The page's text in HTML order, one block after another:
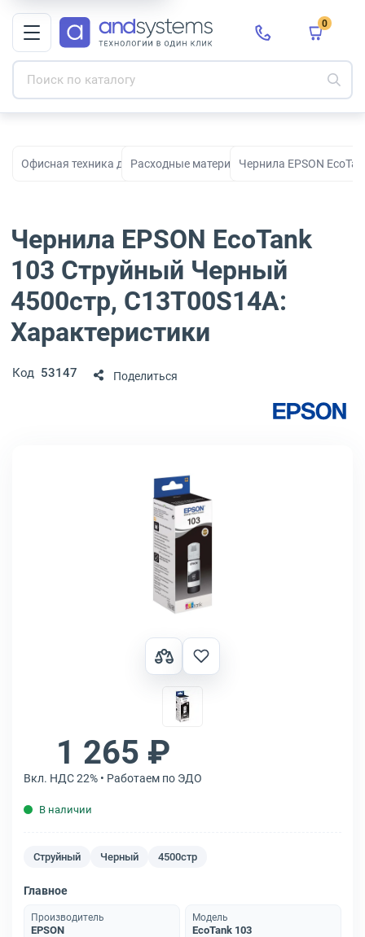
0
Офисная техника для печати, сканирования и
Расходные материалы для принтеров и
Чернила EPSON
Чернила EPSON EcoTank
103 Струйный Черный
4500стр, C13T00S14A:
Характеристики
Код 53147 Поделиться
1 265 ₽
Вкл. НДС 22% • Работаем по ЭДО
В наличии
Струйный Черный 4500стр
Главное
Производитель
EPSON
Модель
EcoTank 103